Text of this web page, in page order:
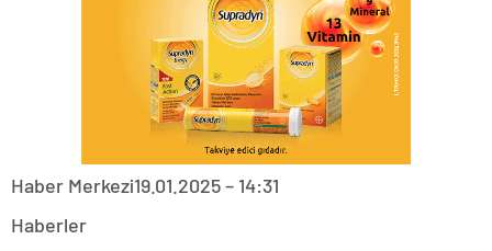
Haber Merkezi19.01.2025 – 14:31
Haberler